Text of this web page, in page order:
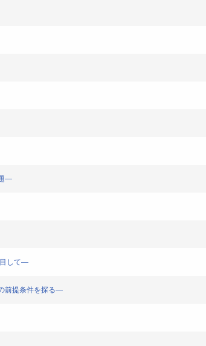
―
目して―
前提条件を探る―